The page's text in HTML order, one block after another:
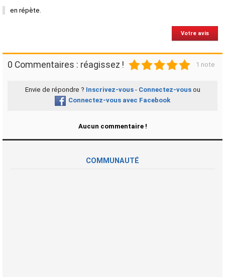
en répète.
Votre avis
0 Commentaires : réagissez ! 1 2 3 4 5 1 note
Envie de répondre ? Inscrivez-vous- Connectez-vousou
Connectez-vous avec Facebook
Aucun commentaire !
COMMUNAUTÉ